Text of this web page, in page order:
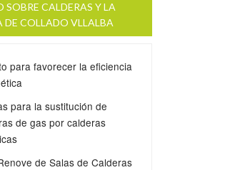
SOBRE CALDERAS Y LA
DE COLLADO VLLALBA
para favorecer la eficiencia
para la sustitución de
de gas por calderas
de Salas de Calderas